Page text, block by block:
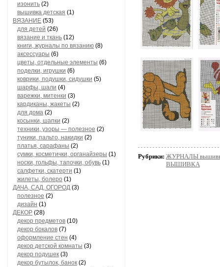
изонить (2)
вышивка детская (1)
ВЯЗАНИЕ (53)
для детей (26)
вязание и ткань (12)
книги, журналы по вязанию (8)
аксессуары (6)
цветы, отдельные элементы (6)
поделки, игрушки (6)
коврики, подушки, сидушки (5)
шарфы, шали (4)
варежки, митенки (3)
кардиканы, жакеты (2)
для дома (2)
косынки, шапки (2)
техники, узоры — полезное (2)
туники, пальто, накидки (2)
платья, сарафаны (2)
сумки, косметички, органайзеры (1)
носки, гольфы, тапочки, обувь (1)
салфетки, скатерти (1)
жилеты, болеро (1)
ДАЧА, САД, ОГОРОД (3)
полезное (2)
дизайн (1)
ДЕКОР (28)
декор предметов (10)
декор бокалов (7)
оформление стен (4)
декор детской комнаты (3)
декор подушек (3)
декор бутылок, банок (2)
Рубрики: ЖУРНАЛЫ
ВЫШИВКА